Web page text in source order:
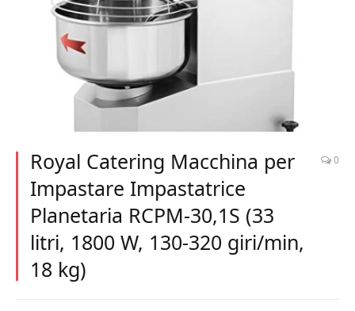
Royal Catering Macchina per
Impastare Impastatrice
Planetaria RCPM-30,1S (33
litri, 1800 W, 130-320 giri/min,
18 kg)
0